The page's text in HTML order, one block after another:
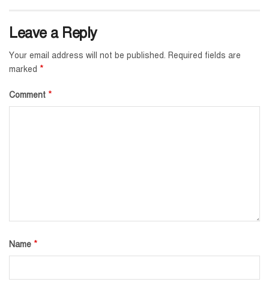
Leave a Reply
Your email address will not be published. Required fields are
marked *
Comment *
Name *